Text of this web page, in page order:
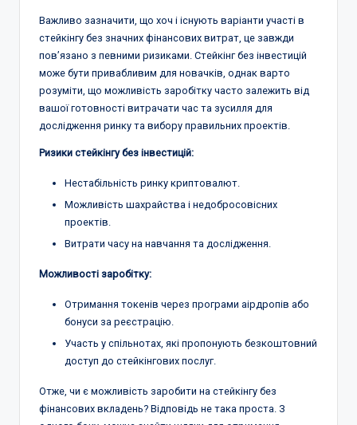
Важливо зазначити, що хоч і існують варіанти участі в
стейкінгу без значних фінансових витрат, це завжди
пов’язано з певними ризиками. Стейкінг без інвестицій
може бути привабливим для новачків, однак варто
розуміти, що можливість заробітку часто залежить від
вашої готовності витрачати час та зусилля для
дослідження ринку та вибору правильних проектів.
Ризики стейкінгу без інвестицій:
Нестабільність ринку криптовалют.
Можливість шахрайства і недобросовісних
проектів.
Витрати часу на навчання та дослідження.
Можливості заробітку:
Отримання токенів через програми аірдропів або
бонуси за реєстрацію.
Участь у спільнотах, які пропонують безкоштовний
доступ до стейкінгових послуг.
Отже, чи є можливість заробити на стейкінгу без
фінансових вкладень? Відповідь не така проста. З